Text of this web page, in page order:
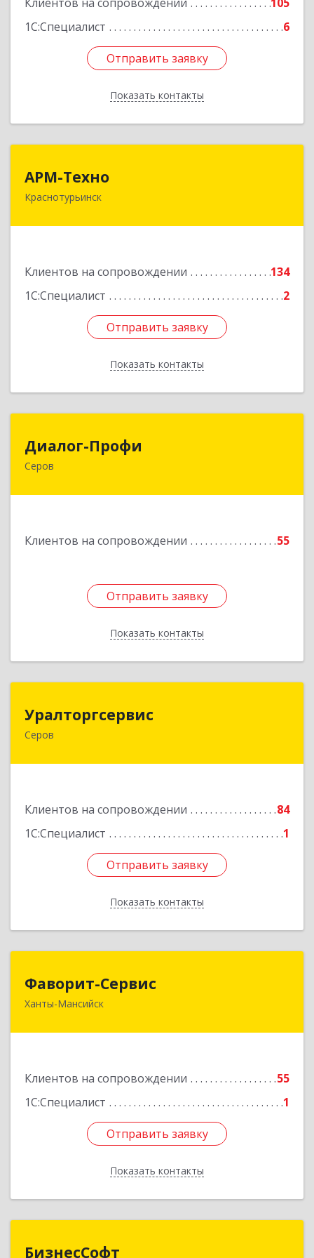
1С:Специалист
6
Отправить заявку
Показать контакты
Отправить заявку
Назад
АРМ-Техно
Краснотурьинск
Клиентов на сопровождении
134
1С:Специалист
2
Отправить заявку
Показать контакты
624447, Свердловская обл, Краснотурьинск г,
Отправить заявку
Назад
Диалог-Профи
Серов
Клиентов на сопровождении 55
Отправить заявку
Показать контакты
624980, Свердловская обл, Серов г, Короленко
Отправить заявку
Назад
Уралторгсервис
Серов
Клиентов на сопровождении
84
1С:Специалист
1
Отправить заявку
Показать контакты
624980, Свердловская обл, Серов г, Кирова ул,
Отправить заявку
Назад
Фаворит-Сервис
Ханты-Мансийск
Клиентов на сопровождении
55
1С:Специалист
1
Отправить заявку
Показать контакты
628011, Ханты-Мансийский Автономный округ
Подробнее
Отправить заявку
Назад
БизнесСофт